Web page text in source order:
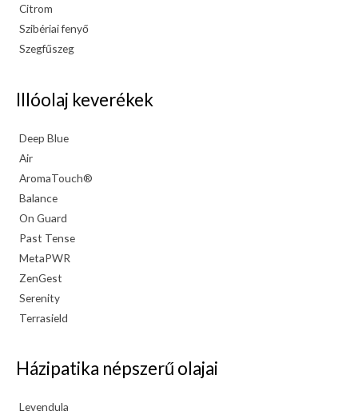
Citrom
Szibériai fenyő
Szegfűszeg
Illóolaj keverékek
Deep Blue
Air
AromaTouch®
Balance
On Guard
Past Tense
MetaPWR
ZenGest
Serenity
Terrasield
Házipatika népszerű olajai
Levendula